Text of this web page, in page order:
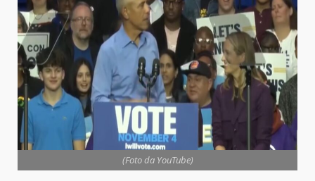
(Foto da YouTube)